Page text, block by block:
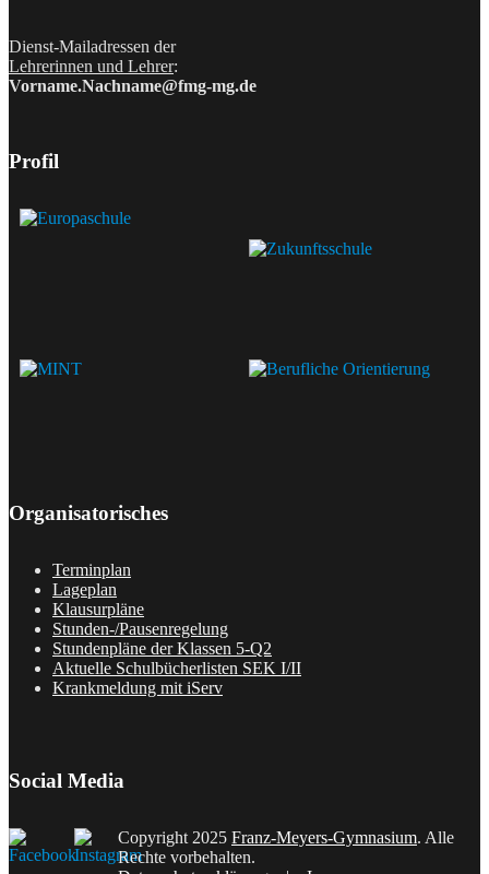
Dienst-Mailadressen der
Lehrerinnen und Lehrer:
Vorname.Nachname@fmg-mg.de
Profil
Organisatorisches
Terminplan
Lageplan
Klausurpläne
Stunden-/Pausenregelung
Stundenpläne der Klassen 5-Q2
Aktuelle Schulbücherlisten SEK I/II
Krankmeldung mit iServ
Social Media
Copyright 2025 Franz-Meyers-Gymnasium. Alle
Rechte vorbehalten.